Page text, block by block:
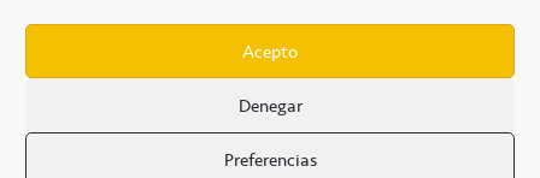
Acepto
Denegar
Preferencias
Casa del Deporte / 38108 – La Laguna
POLÍTICA DE PRIVACIDAD / POLÍTICA DE COOKIES /
AVISO LEGAL / CONDICIONES